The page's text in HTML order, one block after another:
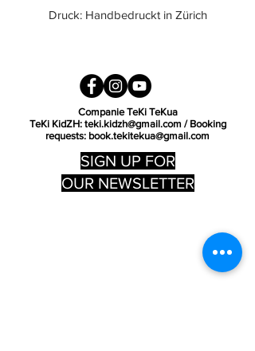
Druck: Handbedruckt in Zürich
Links waschen und bügeln
Gerader schnitt, Unisex
Companie TeKi TeKua
TeKi KidZH: teki.kidzh@gmail.com / Booking
requests: book.tekitekua@gmail.com
SIGN UP FOR
OUR NEWSLETTER